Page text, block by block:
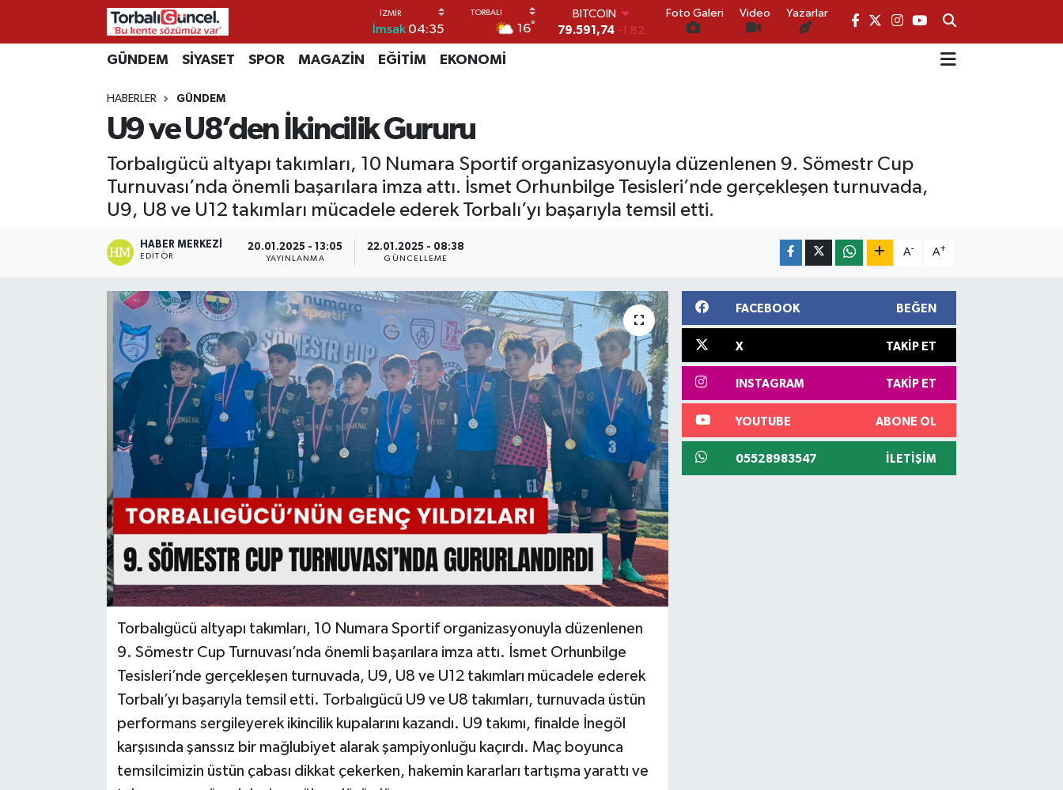
İmsak 04:35 16°
DOLAR
45,43620 0.02
EURO
14.598,00 0
BITCOIN
79.591,74
-1.82
Foto Galeri Video Yazarlar
GÜNDEM SİYASET SPOR MAGAZİN EĞİTİM EKONOMİ
HABERLER GÜNDEM
U9 ve U8’den İkincilik Gururu
Torbalıgücü altyapı takımları, 10 Numara Sportif organizasyonuyla düzenlenen 9. Sömestr Cup
Turnuvası’nda önemli başarılara imza attı. İsmet Orhunbilge Tesisleri’nde gerçekleşen turnuvada,
U9, U8 ve U12 takımları mücadele ederek Torbalı’yı başarıyla temsil etti.
HABER MERKEZI
EDITÖR
20.01.2025 - 13:05
YAYINLANMA
22.01.2025 - 08:38
GÜNCELLEME
A- A+
Torbalıgücü altyapı takımları, 10 Numara Sportif organizasyonuyla düzenlenen
9. Sömestr Cup Turnuvası’nda önemli başarılara imza attı. İsmet Orhunbilge
Tesisleri’nde gerçekleşen turnuvada, U9, U8 ve U12 takımları mücadele ederek
Torbalı’yı başarıyla temsil etti. Torbalıgücü U9 ve U8 takımları, turnuvada üstün
performans sergileyerek ikincilik kupalarını kazandı. U9 takımı, finalde İnegöl
karşısında şanssız bir mağlubiyet alarak şampiyonluğu kaçırdı. Maç boyunca
temsilcimizin üstün çabası dikkat çekerken, hakemin kararları tartışma yarattı ve
FACEBOOK BEĞEN
X TAKIP ET
INSTAGRAM TAKIP ET
YOUTUBE ABONE OL
05528983547 İLETIŞIM
İzmir Nöbetçi Eczaneler
İzmir Hava Durumu
İzmir Namaz Vakitleri
İzmir Trafik Yoğunluk Haritası
Süper Lig Puan Durumu ve Fikstür
Tüm Manşetler
Son Dakika Haberleri
Haber Arşivi